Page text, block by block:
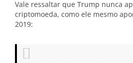
Vale ressaltar que Trump nunca
criptomoeda, como ele mesmo
2019: